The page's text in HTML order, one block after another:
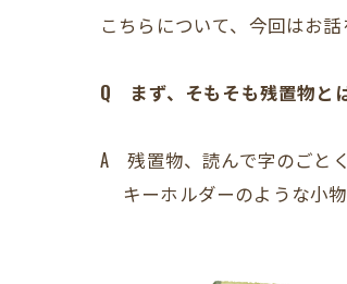
こちらについて、今回はお話
Q まず、そもそも残置物と
A 残置物、読んで字のごと
キーホルダーのような小物